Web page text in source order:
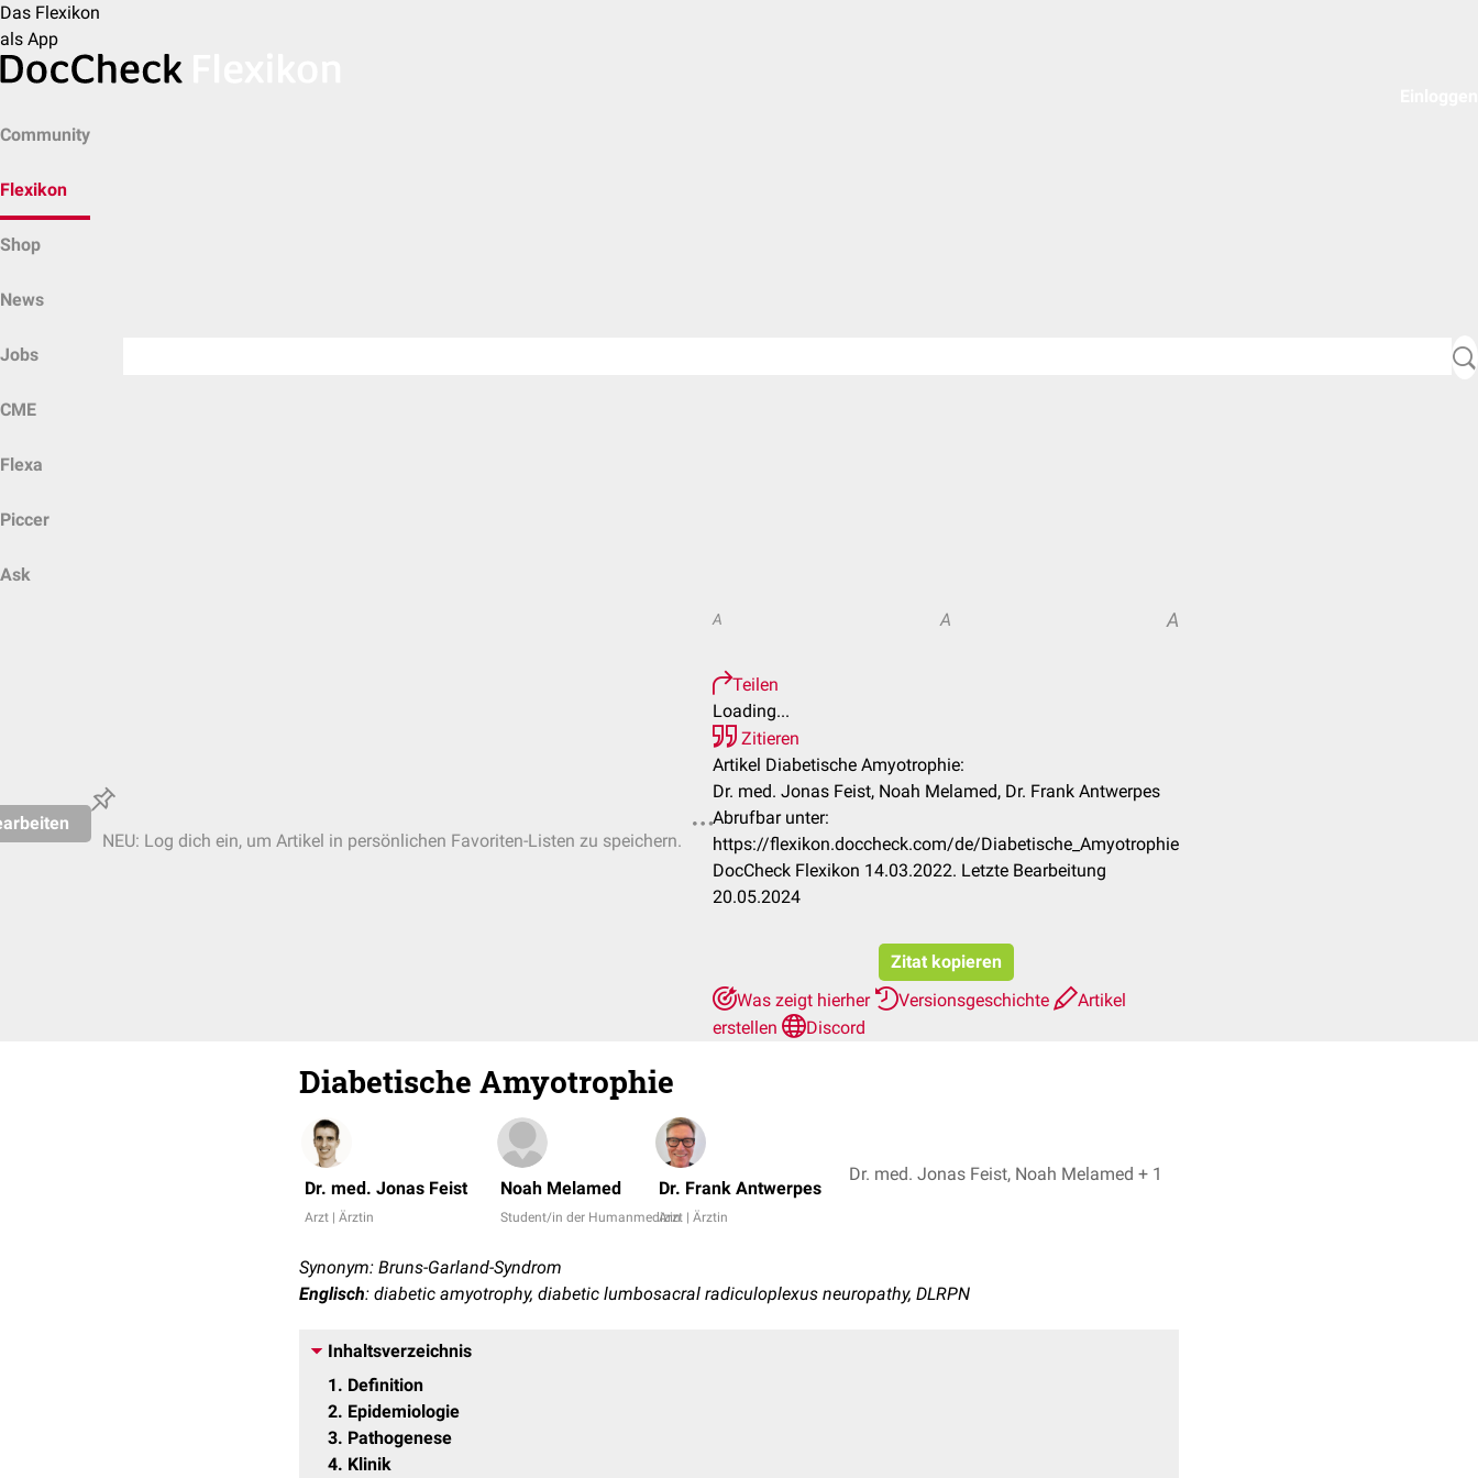
Das Flexikon
als App
Community
Flexikon
Shop
News
Jobs
CME
Flexa
Piccer
Ask
NEU: Log dich ein, um Artikel in persönlichen Favoriten-Listen zu speichern.
A A A
Teilen
Loading...
Zitieren
Artikel Diabetische Amyotrophie:
Dr. med. Jonas Feist, Noah Melamed, Dr. Frank Antwerpes
Abrufbar unter:
https://flexikon.doccheck.com/de/Diabetische_Amyotrophie
DocCheck Flexikon 14.03.2022. Letzte Bearbeitung
20.05.2024
Zitat kopieren
Was zeigt hierher
Versionsgeschichte
Artikel
erstellen
Discord
Diabetische Amyotrophie
Dr. med. Jonas Feist
Arzt | Ärztin
Noah Melamed
Student/in der Humanmedizin
Dr. Frank Antwerpes
Arzt | Ärztin
Dr. med. Jonas Feist, Noah Melamed + 1
Synonym: Bruns-Garland-Syndrom
Englisch: diabetic amyotrophy, diabetic lumbosacral radiculoplexus neuropathy, DLRPN
Inhaltsverzeichnis
1
Definition
2 Epidemiologie
3 Pathogenese
4 Klinik